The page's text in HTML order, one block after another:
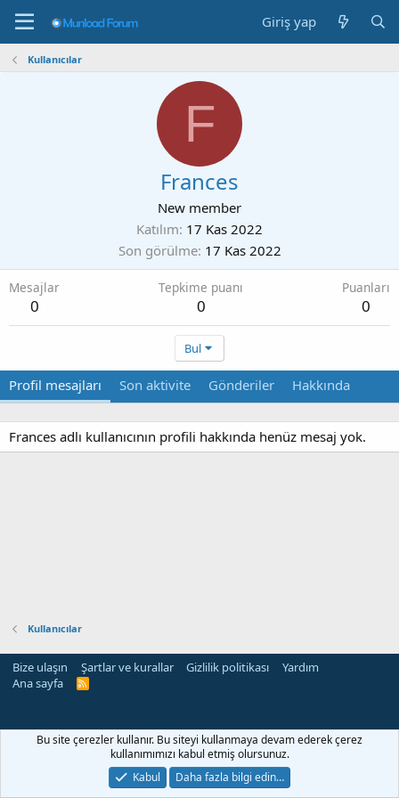
Giriş yap
Kullanıcılar
F
Frances
New member
Katılım 17 Kas 2022
Son görülme 17 Kas 2022
Mesajlar
0
Tepkime puanı
0
Puanları
0
Bul
Profil mesajları Son aktivite Gönderiler Hakkında
Frances adlı kullanıcının profili hakkında henüz mesaj yok.
Kullanıcılar
Bize ulaşın Şartlar ve kurallar Gizlilik politikası
Yardım
Ana sayfa
R
siteleri
Bu site çerezler kullanır. Bu siteyi kullanmaya devam ederek çerez
kullanımımızı kabul etmiş olursunuz.
Kabul
Daha fazla bilgi edin…